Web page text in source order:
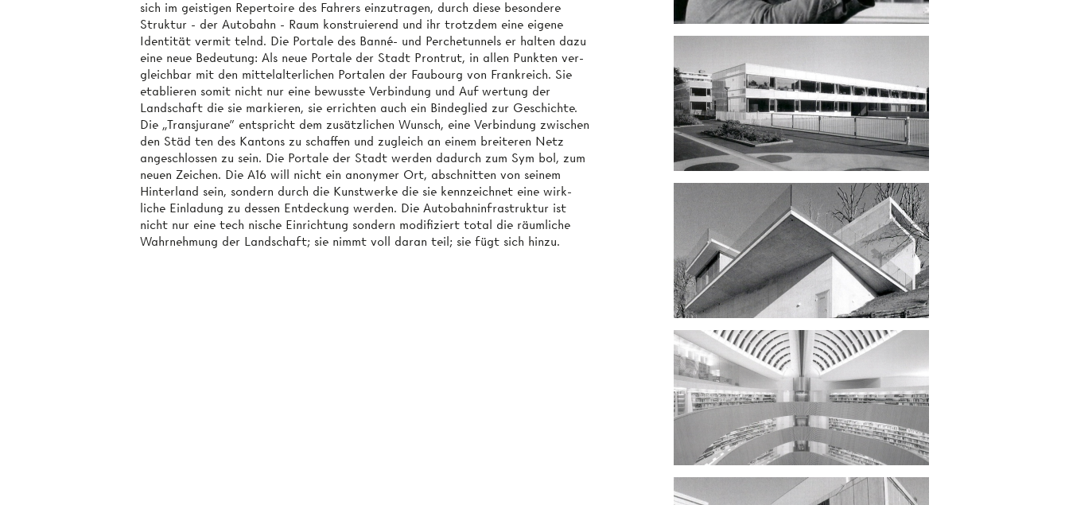
sich im geistigen Repertoire des Fahrers einzutragen, durch diese besondere
Struktur - der Autobahn - Raum konstruierend und ihr trotzdem eine eigene
Identität vermit­ telnd. Die Portale des Banné- und Perchetunnels er­ halten dazu
eine neue Bedeutung: Als neue Portale der Stadt Prontrut, in allen Punkten ver­
gleichbar mit den mittelalterlichen Portalen der Faubourg von Frankreich. Sie
etablieren somit nicht nur eine bewusste Verbindung und Auf­ wertung der
Landschaft die sie markieren, sie errichten auch ein Bindeglied zur Geschichte.
Die „Transjurane" entspricht dem zusätzlichen Wunsch, eine Verbindung zwischen
den Städ­ ten des Kantons zu schaffen und zugleich an einem breiteren Netz
angeschlossen zu sein. Die Portale der Stadt werden dadurch zum Sym­ bol, zum
neuen Zeichen. Die A16 will nicht ein anonymer Ort, abschnitten von seinem
Hinterland sein, sondern durch die Kunstwerke die sie kennzeichnet eine wirk­
liche Einladung zu dessen Entdeckung werden. Die Autobahninfrastruktur ist
nicht nur eine tech­ nische Einrichtung sondern modifiziert total die räumliche
Wahrnehmung der Landschaft; sie nimmt voll daran teil; sie fügt sich hinzu.